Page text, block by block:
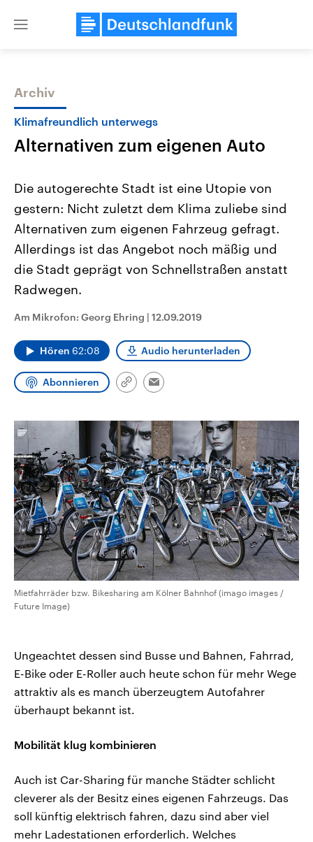
Close
Themen
Landtagswahl Sachsen-Anhalt
2026
Alle Informationen
Sachsen-Anhalt wählt am 6.
September 2026 einen neuen
Landtag. Seit 2021 wird das
Bundesland von einer Koalition aus
CDU, SPD und FDP regiert.-
Wahlprogramme, aktuelle Berichte
und Hintergründe zu den Parteien
Wahl.
USA
Aktuelle Beiträge,
Hintergründe
Wirtschaftlich und
aktuelle Weltgeschehen.
Sendungen Programm Podcasts
Audio-Archiv
Archiv
Klimafreundlich unterwegs
Alternativen zum eigenen Auto
Die autogerechte Stadt ist eine Utopie von
gestern: Nicht zuletzt dem Klima zuliebe sind
Alternativen zum eigenen Fahrzeug gefragt.
Allerdings ist das Angebot noch mäßig und
die Stadt geprägt von Schnellstraßen anstatt
Radwegen.
Am Mikrofon: Georg Ehring | 12.09.2019
Hören 62:08 Audio herunterladen
Abonnieren
Link
Email
Mietfahrräder bzw. Bikesharing am Kölner Bahnhof (imago images /
Future Image)
Ungeachtet dessen sind Busse und Bahnen, Fahrrad,
E-Bike oder E-Roller auch heute schon für mehr Wege
attraktiv als es manch überzeugtem Autofahrer
überhaupt bekannt ist.
Mobilität klug kombinieren
Auch ist Car-Sharing für manche Städter schlicht
cleverer als der Besitz eines eigenen Fahrzeugs. Das
soll künftig elektrisch fahren, dazu sind aber viel
mehr Ladestationen erforderlich. Welches